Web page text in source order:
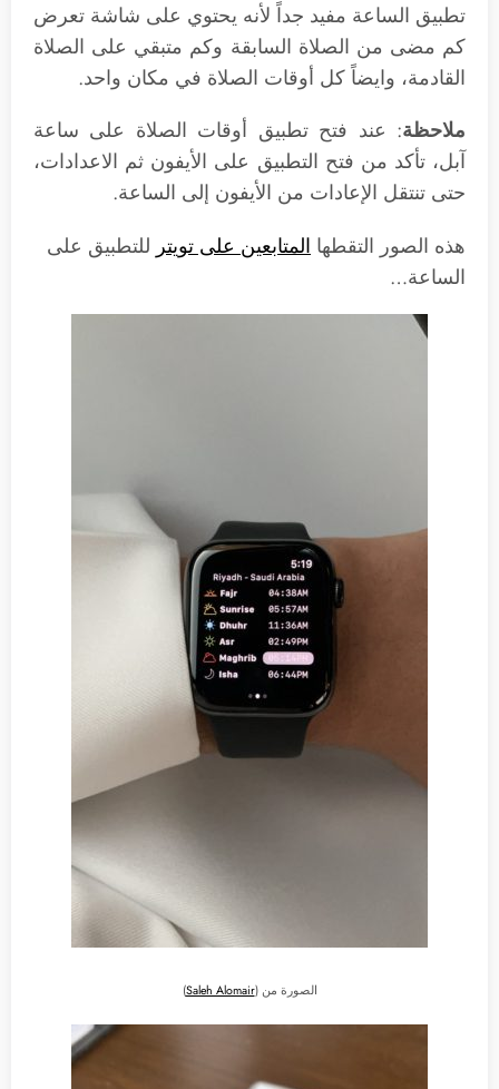
تطبيق الساعة مفيد جداً لأنه يحتوي على شاشة تعرض
كم مضى من الصلاة السابقة وكم متبقي على الصلاة
القادمة، وايضاً كل أوقات الصلاة في مكان واحد.
ملاحظة: عند فتح تطبيق أوقات الصلاة على ساعة
آبل، تأكد من فتح التطبيق على الأيفون ثم الاعدادات،
حتى تنتقل الإعادات من الأيفون إلى الساعة.
هذه الصور التقطها المتابعين على تويتر للتطبيق على
الساعة…
الصورة من (Saleh Alomair
)